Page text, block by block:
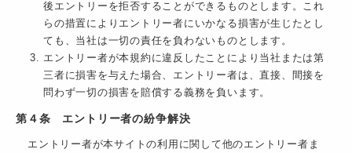
後エントリーを拒否することができるものとします。これ
らの措置によりエントリー者にいかなる損害が生じたとし
ても、当社は一切の責任を負わないものとします。
エントリー者が本規約に違反したことにより当社または第
三者に損害を与えた場合、エントリー者は、直接、間接を
問わず一切の損害を賠償する義務を負います。
第４条 エントリー者の紛争解決
エントリー者が本サイトの利用に関して他のエントリー者ま